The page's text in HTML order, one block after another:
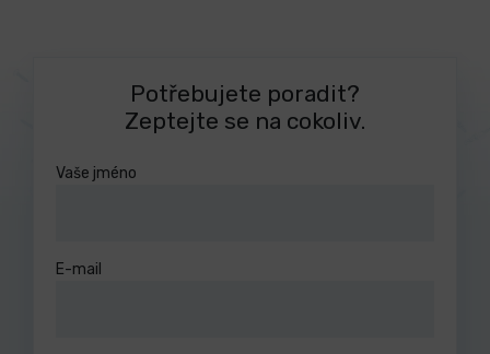
Potřebujete poradit?
Zeptejte se na cokoliv.
Vaše jméno
E-mail